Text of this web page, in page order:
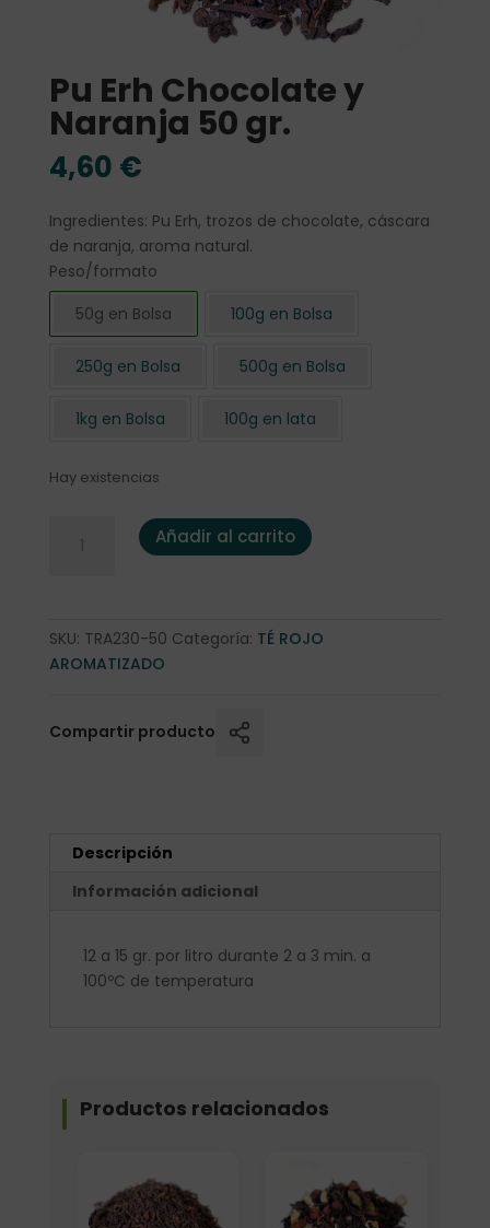
Pu Erh Chocolate y
Naranja 50 gr.
4,60 €
Ingredientes: Pu Erh, trozos de chocolate, cáscara
de naranja, aroma natural.
Peso/formato
50g en Bolsa
100g en Bolsa
250g en Bolsa 500g en Bolsa
1kg en Bolsa 100g en lata
Hay existencias
Pu Erh Chocolate y Naranja 50 gr. cantidad
Añadir al carrito
SKU: TRA230-50 Categoría: TÉ ROJO
AROMATIZADO
Compartir producto
Descripción
Información adicional
12 a 15 gr. por litro durante 2 a 3 min. a
100ºC de temperatura
Productos relacionados
Elige: Peso/formato Elige: Peso/formato